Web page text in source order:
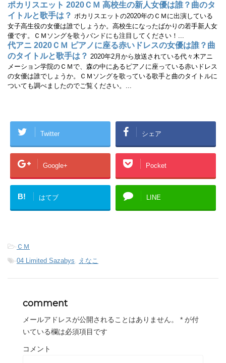
ポカリスエット 2020ＣＭ 高校生の新人女優は誰？曲のタ
イトルと歌手は？ ポカリスエットの2020年のＣＭに出演している
女子高生役の女優は誰でしょうか。高校生になったばかりの若手新人女
優です。ＣＭソングを歌うバンドにも注目してください！...
代アニ 2020ＣＭ ピアノに座る赤いドレスの女優は誰？曲
のタイトルと歌手は？ 2020年2月から放送されている代々木アニ
メーション学院のＣＭで、森の中にあるピアノに座っている赤いドレス
の女優は誰でしょうか。ＣＭソングを歌っている歌手と曲のタイトルに
ついても調べましたのでご覧ください。...
Twitter シェア
Google+ Pocket
B! はてブ LINE
- ＣＭ
-04 Limited Sazabys, えなこ
comment
メールアドレスが公開されることはありません。 * が付
いている欄は必須項目です
コメント